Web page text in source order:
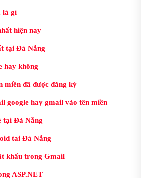
là gì
hiện nay
tại Đà Nẵng
hay không
miền đã được đăng ký
google hay gmail vào tên miền
tại Đà Nẵng
tai Đà Nẵng
khẩu trong Gmail
ASP.NET